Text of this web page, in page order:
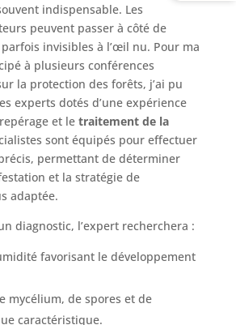
indispensable. Les
peuvent passer à côté de
invisibles à l’œil nu. Pour ma
à plusieurs conférences
la protection des forêts, j’ai pu
experts dotés d’une expérience
et le traitement de la
sont équipés pour effectuer
permettant de déterminer
et la stratégie de
adaptée.
diagnostic, l’expert recherchera :
favorisant le développement
mycélium, de spores et de
caractéristique.